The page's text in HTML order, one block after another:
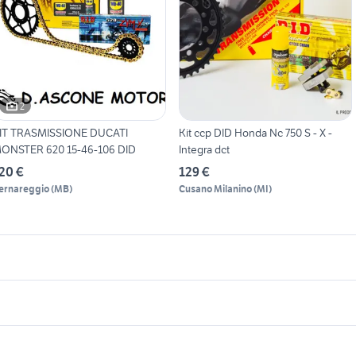
2
TRASMISSIONE DUCATI
620 15-46-106 DID
€
(MB)
Kit ccp DID Honda Nc 750 S - X -
Integra dct
129 €
Cusano Milanino(MI)